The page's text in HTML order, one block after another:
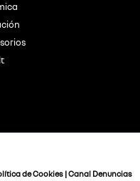
de Cookies |Canal Denuncias